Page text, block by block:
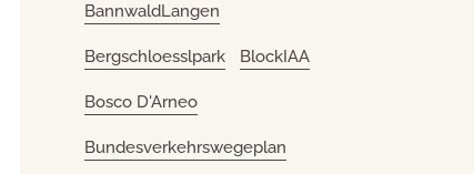
BannwaldLangen
Bergschloesslpark BlockIAA
Bosco D'Arneo
Bundesverkehrswegeplan